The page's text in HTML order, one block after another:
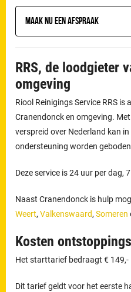
Maak nu een afspraak
RRS, de loodgieter
omgeving
Riool Reinigings Service RRS
Cranendonck en omgeving.
verspreid over Nederland kan in
ondersteuning worden
Deze service is 24 uur per dag,
Naast Cranendonck is hulp
Weert,Valkenswaard,Someren
Kosten
Het starttarief bedraagt € 149,-
Dit tarief geldt voor het eerste